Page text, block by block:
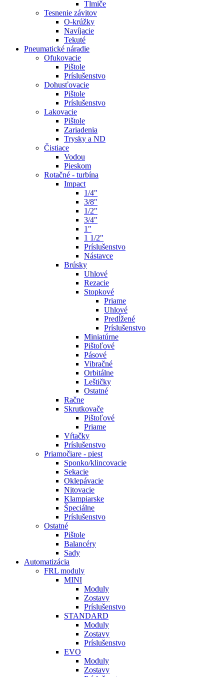
Tlmiče
Tesnenie závitov
O-krúžky
Navíjacie
Tekuté
Pneumatické náradie
Ofukovacie
Pištole
Príslušenstvo
Dohusťovacie
Pištole
Príslušenstvo
Lakovacie
Pištole
Zariadenia
Trysky a ND
Čistiace
Vodou
Pieskom
Rotačné - turbína
Impact
1/4"
3/8"
1/2"
3/4"
1"
1 1/2"
Príslušenstvo
Nástavce
Brúsky
Uhlové
Rezacie
Stopkové
Priame
Uhlové
Predĺžené
Príslušenstvo
Miniatúrne
Pištoľové
Pásové
Vibračné
Orbitálne
Leštičky
Ostatné
Račne
Skrutkovače
Pištoľové
Priame
Vŕtačky
Príslušenstvo
Priamočiare - piest
Sponko/klincovacie
Sekacie
Oklepávacie
Nitovacie
Klampiarske
Špeciálne
Príslušenstvo
Ostatné
Pištole
Balancéry
Sady
Automatizácia
FRL moduly
MINI
Moduly
Zostavy
Príslušenstvo
STANDARD
Moduly
Zostavy
Príslušenstvo
EVO
Moduly
Zostavy